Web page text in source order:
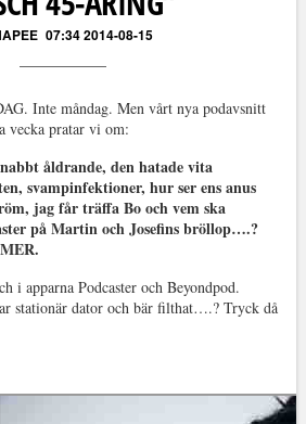
07:34 2014-08-15
Inte måndag. Men vårt nya podavsnitt
vecka pratar vi om:
åldrande, den hatade vita
svampinfektioner, hur ser ens anus
jag får träffa Bo och vem ska
på Martin och Josefins bröllop….?
i apparna Podcaster och Beyondpod.
stationär dator och bär filthat….? Tryck då